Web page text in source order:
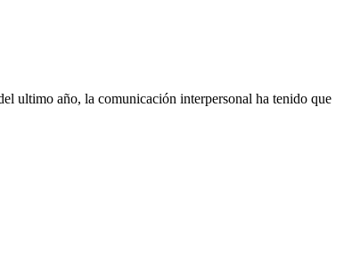
ultimo año, la comunicación interpersonal ha tenido que